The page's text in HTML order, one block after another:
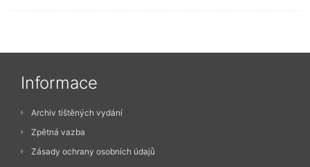
Informace
Archiv tištěných vydání
Zpětná vazba
Zásady ochrany osobních údajů